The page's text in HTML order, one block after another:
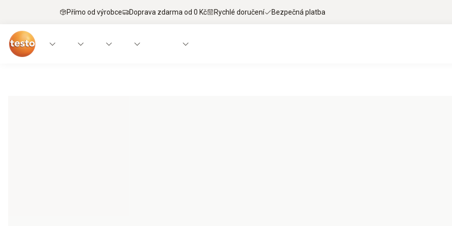
Přímo od výrobce Doprava zdarma od 0 Kč Rychlé doručení Bezpečná platba